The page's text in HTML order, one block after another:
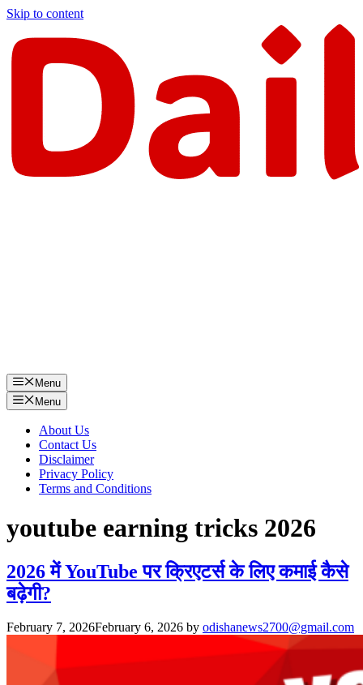
Skip to content
Menu
Menu
About Us
Contact Us
Disclaimer
Privacy Policy
Terms and Conditions
youtube earning tricks 2026
2026 में YouTube पर क्रिएटर्स के लिए कमाई कैसे
बढ़ेगी?
February 7, 2026February 6, 2026 by odishanews2700@gmail.com